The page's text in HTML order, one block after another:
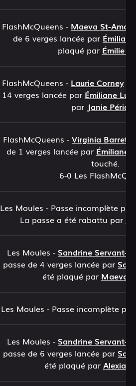
FlashMcQueens - Maeva St-Amour
de 6 verges lancée par
plaqué par Émilie
FlashMcQueens - Laurie Corney
14 verges lancée par Émiliane
par Janie
FlashMcQueens - Virginia Barrette
de 1 verges lancée par Émiliane
touché.
6-0 Les
Les Moules - Passe incomplète par
La passe a été rabattu par
Les Moules - Sandrine Servant-
passe de 4 verges lancée par
été plaqué par Maeva
Les Moules - Passe incomplète
Les Moules - Sandrine Servant-
passe de 6 verges lancée par
été plaqué par Alexia